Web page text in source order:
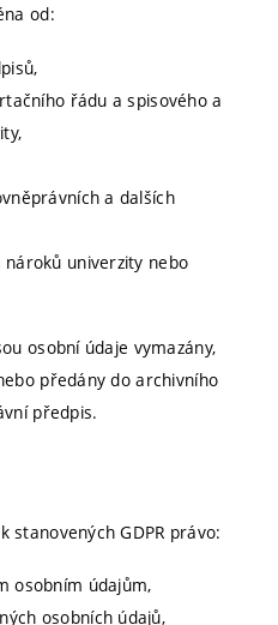
od:
řádu a spisového a
a dalších
univerzity nebo
osobní údaje vymazány,
předány do archivního
předpis.
stanovených GDPR právo:
osobním údajům,
osobních údajů,